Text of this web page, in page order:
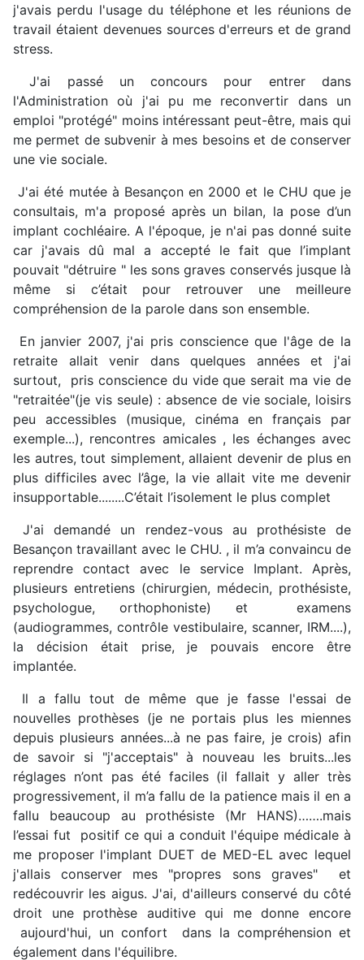
j'avais perdu l'usage du téléphone et les réunions de
travail étaient devenues sources d'erreurs et de grand
stress.
J'ai passé un concours pour entrer dans
l'Administration où j'ai pu me reconvertir dans un
emploi "protégé" moins intéressant peut-être, mais qui
me permet de subvenir à mes besoins et de conserver
une vie sociale.
J'ai été mutée à Besançon en 2000 et le CHU que je
consultais, m'a proposé après un bilan, la pose d’un
implant cochléaire. A l'époque, je n'ai pas donné suite
car j'avais dû mal a accepté le fait que l’implant
pouvait "détruire " les sons graves conservés jusque là
même si c’était pour retrouver une meilleure
compréhension de la parole dans son ensemble.
En janvier 2007, j'ai pris conscience que l'âge de la
retraite allait venir dans quelques années et j'ai
surtout, pris conscience du vide que serait ma vie de
"retraitée"(je vis seule) : absence de vie sociale, loisirs
peu accessibles (musique, cinéma en français par
exemple...), rencontres amicales , les échanges avec
les autres, tout simplement, allaient devenir de plus en
plus difficiles avec l’âge, la vie allait vite me devenir
insupportable........C’était l’isolement le plus complet
J'ai demandé un rendez-vous au prothésiste de
Besançon travaillant avec le CHU. , il m’a convaincu de
reprendre contact avec le service Implant. Après,
plusieurs entretiens (chirurgien, médecin, prothésiste,
psychologue, orthophoniste) et examens
(audiogrammes, contrôle vestibulaire, scanner, IRM....),
la décision était prise, je pouvais encore être
implantée.
Il a fallu tout de même que je fasse l'essai de
nouvelles prothèses (je ne portais plus les miennes
depuis plusieurs années...à ne pas faire, je crois) afin
de savoir si "j'acceptais" à nouveau les bruits...les
réglages n’ont pas été faciles (il fallait y aller très
progressivement, il m’a fallu de la patience mais il en a
fallu beaucoup au prothésiste (Mr HANS)…….mais
l’essai fut positif ce qui a conduit l'équipe médicale à
me proposer l'implant DUET de MED-EL avec lequel
j'allais conserver mes "propres sons graves" et
redécouvrir les aigus. J'ai, d'ailleurs conservé du côté
droit une prothèse auditive qui me donne encore
aujourd'hui, un confort dans la compréhension et
également dans l'équilibre.